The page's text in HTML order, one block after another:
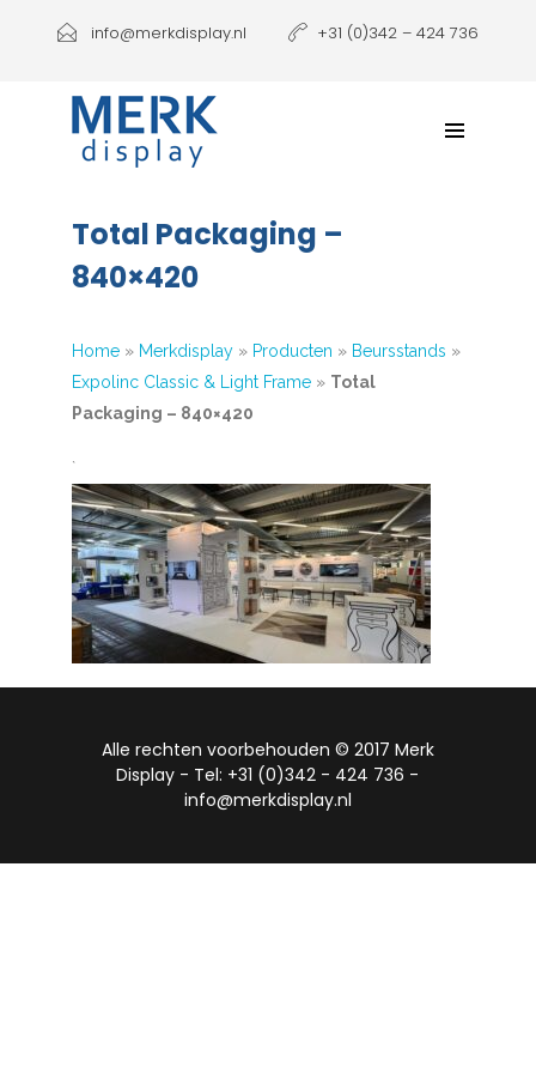
Producten
Klantbeleving
info@merkdisplay.nl +31 (0)342 – 424 736
Total Packaging –
840×420
Home» Merkdisplay» Producten » Beursstands »
Expolinc Classic & Light Frame» Total
Packaging – 840×420
`
Alle rechten voorbehouden © 2017 Merk
Display - Tel: +31 (0)342 - 424 736 -
info@merkdisplay.nl